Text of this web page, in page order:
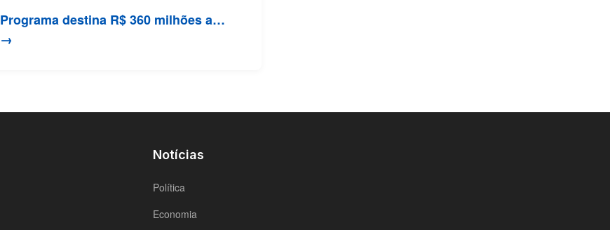
Programa destina R$ 360 milhões a…
→
Notícias
Política
Economia